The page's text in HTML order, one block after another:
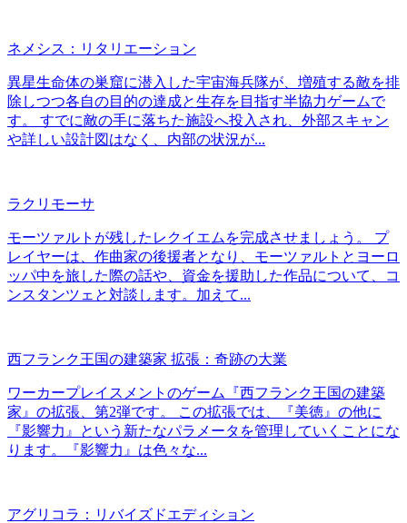
ネメシス：リタリエーション
異星生命体の巣窟に潜入した宇宙海兵隊が、増殖する敵を排
除しつつ各自の目的の達成と生存を目指す半協力ゲームで
す。 すでに敵の手に落ちた施設へ投入され、外部スキャン
や詳しい設計図はなく、内部の状況が...
ラクリモーサ
モーツァルトが残したレクイエムを完成させましょう。 プ
レイヤーは、作曲家の後援者となり、モーツァルトとヨーロ
ッパ中を旅した際の話や、資金を援助した作品について、コ
ンスタンツェと対談します。加えて...
西フランク王国の建築家 拡張：奇跡の大業
ワーカープレイスメントのゲーム『西フランク王国の建築
家』の拡張、第2弾です。 この拡張では、『美徳』の他に
『影響力』という新たなパラメータを管理していくことにな
ります。『影響力』は色々な...
アグリコラ：リバイズドエディション